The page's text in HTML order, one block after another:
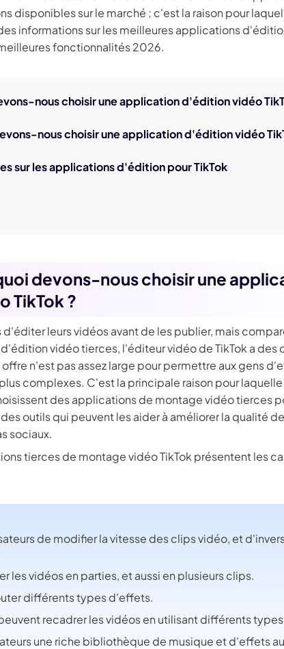
de
Effets Photo
Chaîne
disponibles sur le marché ; c'est la raison pour
informations sur les meilleures applications
fonctionnalités 2026.
nous choisir une application d'édition vidéo
nous choisir une application d'édition vidéo
sur les applications d'édition pour TikTok
devons-nous choisir une
TikTok ?
d'éditer leurs vidéos avant de les publier, mais
vidéo tierces, l'éditeur vidéo de TikTok a des
n'est pas assez large pour permettre aux gens
complexes. C'est la principale raison pour
des applications de montage vidéo tierces
outils qui peuvent les aider à améliorer la qualité
sociaux.
tierces de montage vidéo TikTok présentent les
de modifier la vitesse des clips vidéo, et
les vidéos en parties, et aussi en plusieurs clips.
différents types d'effets.
recadrer les vidéos en utilisant différents
une riche bibliothèque de musique et d'effets